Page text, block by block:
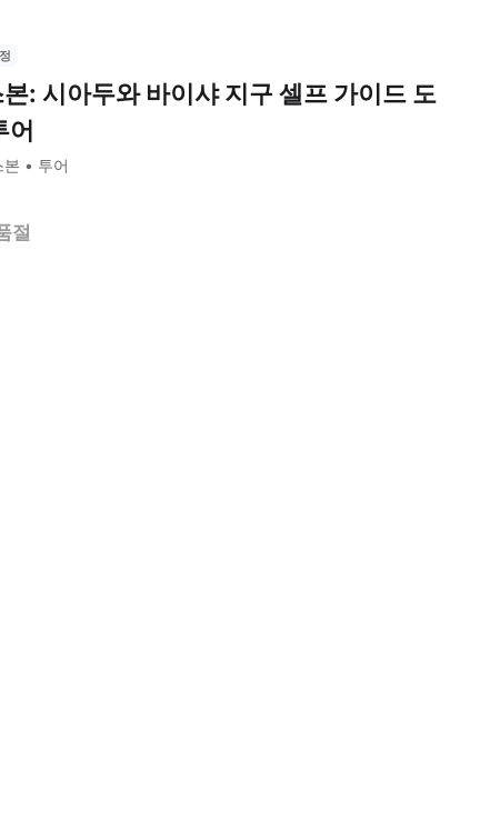
: 시아두와 바이샤 지구 셀프 가이드 도
어
본 투어
절